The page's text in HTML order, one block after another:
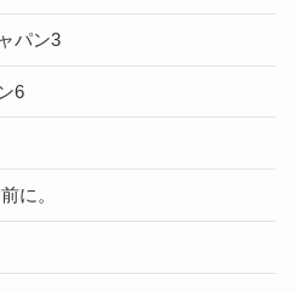
パン3
6
に。